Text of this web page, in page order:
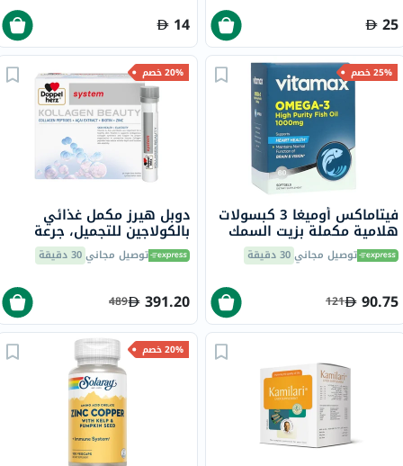
25
14
25% خصم
فيتاماكس أوميغا 3 كبسولات
هلامية مكملة بزيت السمك
1000 ملجم حزمة من 60 توصيل مجاني30 دقيقة
90.75
121
20% خصم
دوبل هيرز مكمل غذائي
بالكولاجين للتجميل، جرعة
واحدة في قارورة قابلة
للشرب، حزمة من 30
توصيل مجاني30 دقيقة
391.20
489
20% خصم